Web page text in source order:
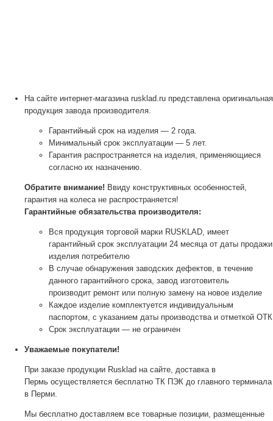
На сайте интернет-магазина rusklad.ru представлена оригинальная
продукция завода производителя.
Гарантийный срок на изделия — 2 года.
Минимальный срок эксплуатации — 5 лет.
Гарантия распространяется на изделия, применяющиеся
согласно их назначению.
Обратите внимание! Ввиду конструктивных особенностей,
гарантия на колеса не распространяется!
Гарантийные обязательства производителя:
Вся продукция торговой марки RUSKLAD, имеет
гарантийный срок эксплуатации 24 месяца от даты продажи
изделия потребителю
В случае обнаружения заводских дефектов, в течение
данного гарантийного срока, завод изготовитель
производит ремонт или полную замену на новое изделие
Каждое изделие комплектуется индивидуальным
паспортом, с указанием даты производства и отметкой ОТК
Срок эксплуатации — не ограничен
Уважаемые покупатели!
При заказе продукции Rusklad на сайте, доставка в
Пермь осуществляется бесплатно ТК ПЭК до главного терминала
в Перми.
Мы бесплатно доставляем все товарные позиции, размещенные